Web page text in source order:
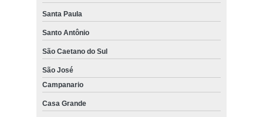
Santa Paula
Santo Antônio
São Caetano do Sul
São José
Campanario
Casa Grande